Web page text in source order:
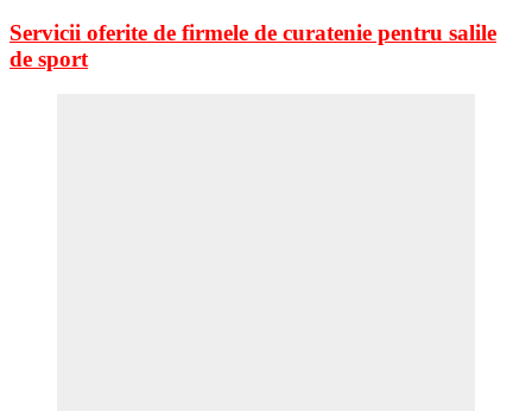
Servicii oferite de firmele de curatenie pentru salile
de sport